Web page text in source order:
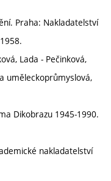
Praha: Nakladatelství
Lada ‒ Pečinková,
uměleckoprůmyslová,
Dikobrazu 1945‒1990.
nakladatelství